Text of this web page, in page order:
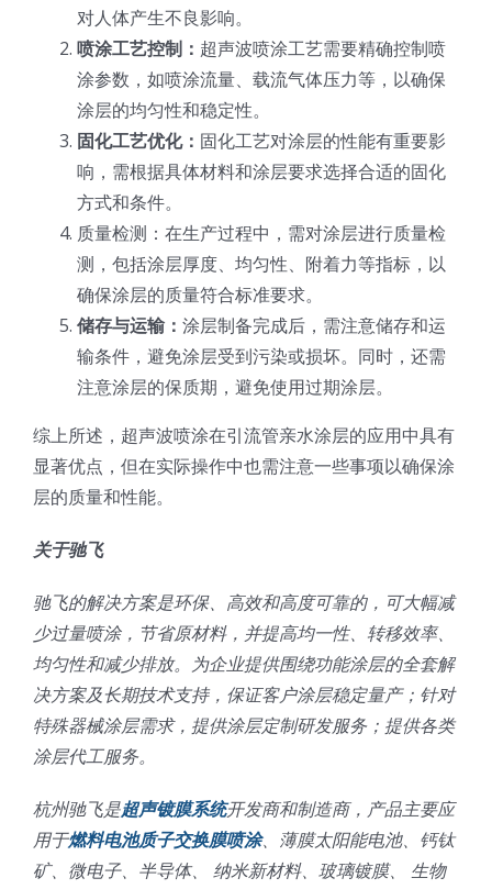
对人体产生不良影响。
喷涂工艺控制： 超声波喷涂工艺需要精确控制喷
涂参数，如喷涂流量、载流气体压力等，以确保
涂层的均匀性和稳定性。
固化工艺优化： 固化工艺对涂层的性能有重要影
响，需根据具体材料和涂层要求选择合适的固化
方式和条件。
质量检测：在生产过程中，需对涂层进行质量检
测，包括涂层厚度、均匀性、附着力等指标，以
确保涂层的质量符合标准要求。
储存与运输： 涂层制备完成后，需注意储存和运
输条件，避免涂层受到污染或损坏。同时，还需
注意涂层的保质期，避免使用过期涂层。
综上所述，超声波喷涂在引流管亲水涂层的应用中具有
显著优点，但在实际操作中也需注意一些事项以确保涂
层的质量和性能。
关于驰飞
驰飞的解决方案是环保、高效和高度可靠的，可大幅减
少过量喷涂，节省原材料，并提高均一性、转移效率、
均匀性和减少排放。为企业提供围绕功能涂层的全套解
决方案及长期技术支持，保证客户涂层稳定量产；针对
特殊器械涂层需求，提供涂层定制研发服务；提供各类
涂层代工服务。
杭州驰飞是超声镀膜系统开发商和制造商，产品主要应
用于燃料电池质子交换膜喷涂、薄膜太阳能电池、钙钛
矿、微电子、半导体、 纳米新材料、玻璃镀膜、 生物